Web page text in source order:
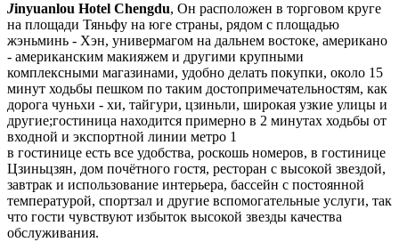
Jinyuanlou Hotel Chengdu, Он расположен в торговом круге
на площади Тяньфу на юге страны, рядом с площадью
жэньминь - Хэн, универмагом на дальнем востоке, американо
- американским макияжем и другими крупными
комплексными магазинами, удобно делать покупки, около 15
минут ходьбы пешком по таким достопримечательностям, как
дорога чуньхи - хи, тайгури, цзиньли, широкая узкие улицы и
другие;гостиница находится примерно в 2 минутах ходьбы от
входной и экспортной линии метро 1
в гостинице есть все удобства, роскошь номеров, в гостинице
Цзиньцзян, дом почётного гостя, ресторан с высокой звездой,
завтрак и использование интерьера, бассейн с постоянной
температурой, спортзал и другие вспомогательные услуги, так
что гости чувствуют избыток высокой звезды качества
обслуживания.